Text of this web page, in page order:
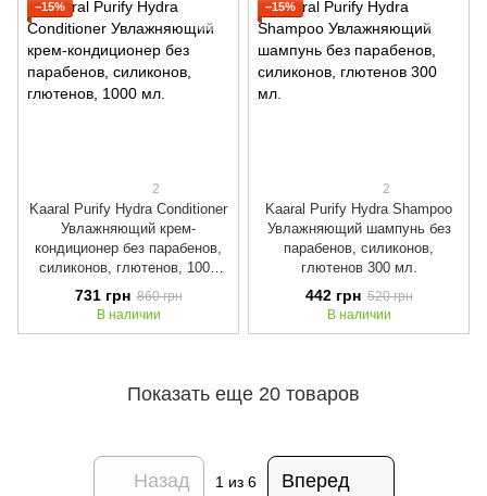
−15%
2
Kaaral Purify Hydra Conditioner
Увлажняющий крем-
кондиционер без парабенов,
силиконов, глютенов, 1000
731 грн 860 грн
В наличии
−15%
2
Kaaral Purify Hydra Shampoo
Увлажняющий шампунь без
парабенов, силиконов,
глютенов 300 мл.
442 грн 520 грн
В наличии
Показать еще 20 товаров
Назад 1 из 6 Вперед